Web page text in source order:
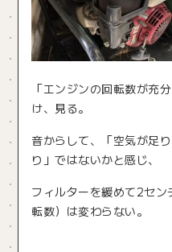
「エンジンの回転数が充
け、見る。
音からして、「空気が足
り」ではないかと感じ、
フィルターを緩めて2セ
転数）は変わらない。